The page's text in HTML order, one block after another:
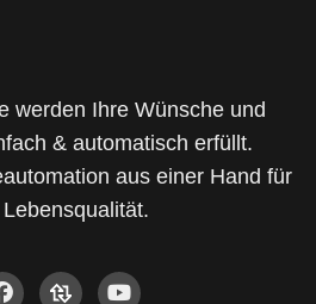
werden Ihre Wünsche und
& automatisch erfüllt.
aus einer Hand für
F
D
Y